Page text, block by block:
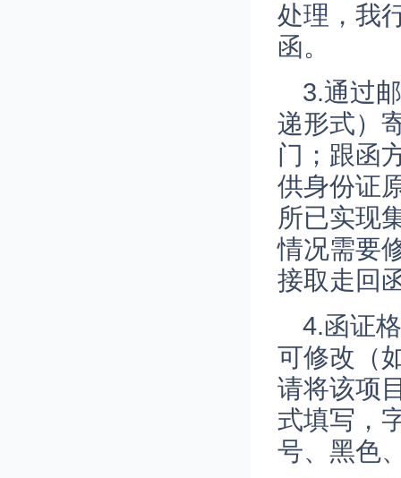
处理，我
函。
3.通过
递形式）
门；跟函
供身份证
所已实现
情况需要
接取走回
4.函证
可修改（
请将该项
式填写，
号、黑色